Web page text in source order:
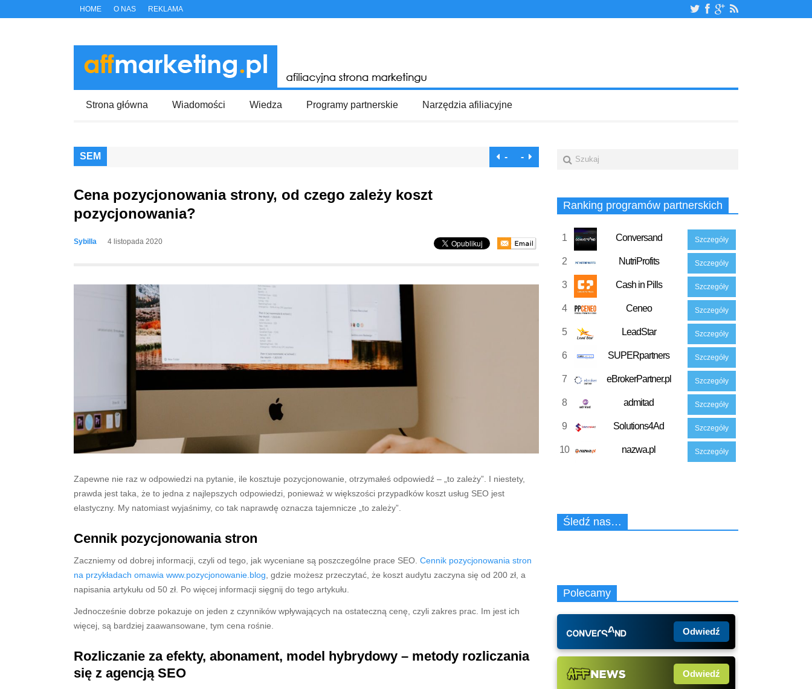
HOME O NAS REKLAMA
Strona główna Wiadomości Wiedza Programy partnerskie Narzędzia afiliacyjne
SEM - -
Cena pozycjonowania strony, od czego zależy koszt
pozycjonowania?
Sybilla 4 listopada 2020
Zapewne nie raz w odpowiedzi na pytanie, ile kosztuje pozycjonowanie, otrzymałeś odpowiedź – „to zależy”. I niestety,
prawda jest taka, że to jedna z najlepszych odpowiedzi, ponieważ w większości przypadków koszt usług SEO jest
elastyczny. My natomiast wyjaśnimy, co tak naprawdę oznacza tajemnicze „to zależy”.
Cennik pozycjonowania stron
Zaczniemy od dobrej informacji, czyli od tego, jak wyceniane są poszczególne prace SEO. Cennik pozycjonowania stron
na przykładach omawia www.pozycjonowanie.blog , gdzie możesz przeczytać, że koszt audytu zaczyna się od 200 zł, a
napisania artykułu od 50 zł. Po więcej informacji sięgnij do tego artykułu.
Jednocześnie dobrze pokazuje on jeden z czynników wpływających na ostateczną cenę, czyli zakres prac. Im jest ich
więcej, są bardziej zaawansowane, tym cena rośnie.
Rozliczanie za efekty, abonament, model hybrydowy – metody rozliczania
się z agencją SEO
Ranking programów partnerskich
1 Conversand Szczegóły
2 NutriProfits Szczegóły
3 Cash in Pills Szczegóły
4 Ceneo Szczegóły
5 LeadStar Szczegóły
6 SUPERpartners Szczegóły
7 eBrokerPartner.pl Szczegóły
8 admitad Szczegóły
9 Solutions4Ad Szczegóły
10 nazwa.pl Szczegóły
Śledź nas…
Polecamy
Odwiedź
Odwiedź